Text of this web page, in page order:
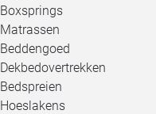
Boxsprings
Matrassen
Beddengoed
Dekbedovertrekken
Bedspreien
Hoeslakens